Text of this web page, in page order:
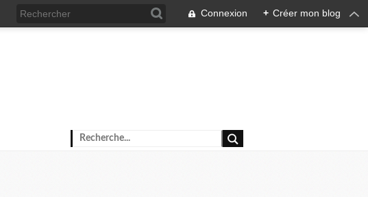
Connexion + Créer mon blog